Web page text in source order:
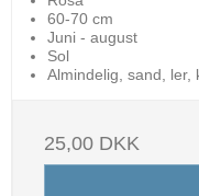
60-70 cm
Juni - august
Sol
Almindelig, sand, ler,
25,00 DKK